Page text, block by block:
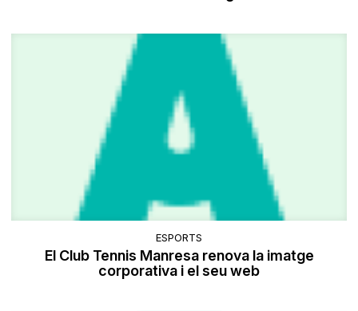
ESPORTS
El Club Tennis Manresa renova la imatge
corporativa i el seu web